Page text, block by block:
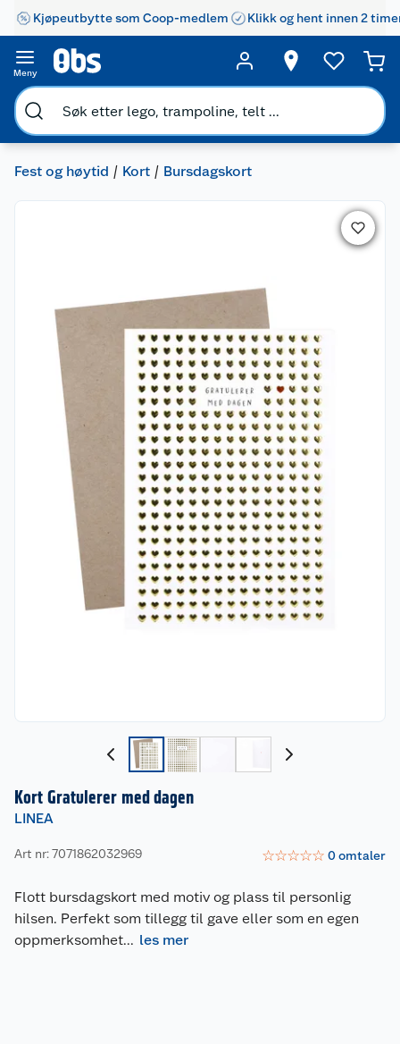
Kjøpeutbytte som Coop-medlem Klikk og hent innen 2
Meny
Fest og høytid Kort Bursdagskort
Kort Gratulerer med dagen
LINEA
Art nr: 7071862032969 ☆☆☆☆☆ 0omtaler
Flott bursdagskort med motiv og plass til personlig
hilsen. Perfekt som tillegg til gave eller som en egen
oppmerksomhet... les mer